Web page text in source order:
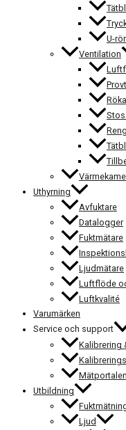
U-rör
Ventilation
Uthyrning
Avfuktare
Datalogger
Fuktmätare
Ljudmätare
Luftflöde
Luftkvalité
Varumärken
Service och support
Kalibrering
Mätportalen
Utbildning
Ljud